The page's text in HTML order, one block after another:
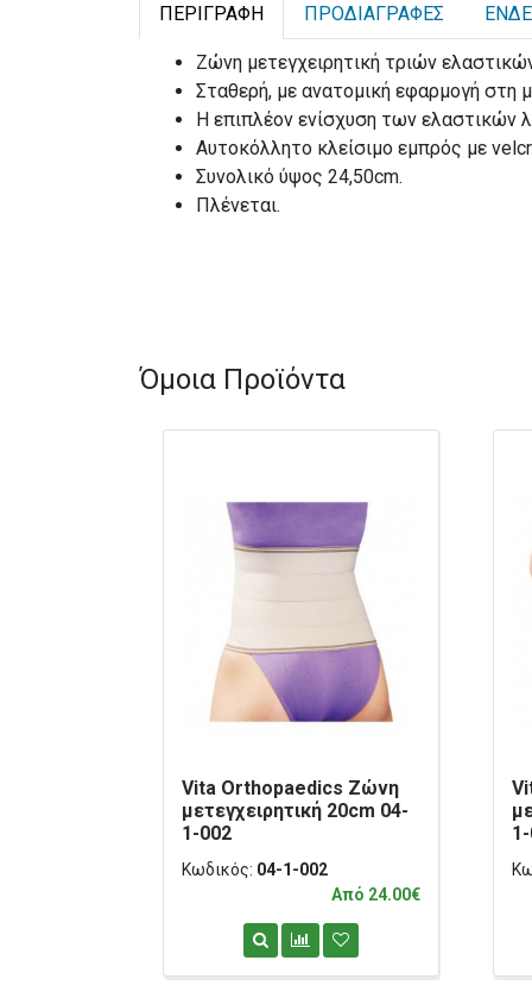
ΠΕΡΙΓΡΑΦΉ ΠΡΟΔΙΑΓΡΑΦΈΣ
Ζώνη μετεγχειρητική τριών
Σταθερή, με ανατομική εφαρμογή στη
Η επιπλέον ενίσχυση των ελαστικών
Αυτοκόλλητο κλείσιμο εμπρός με
Συνολικό ύψος 24,50cm.
Πλένεται.
Όμοια Προϊόντα
Vita Orthopaedics Ζώνη
μετεγχειρητική 20cm 04-
1-002
Κωδικός: 04-1-002
Από 24.00€